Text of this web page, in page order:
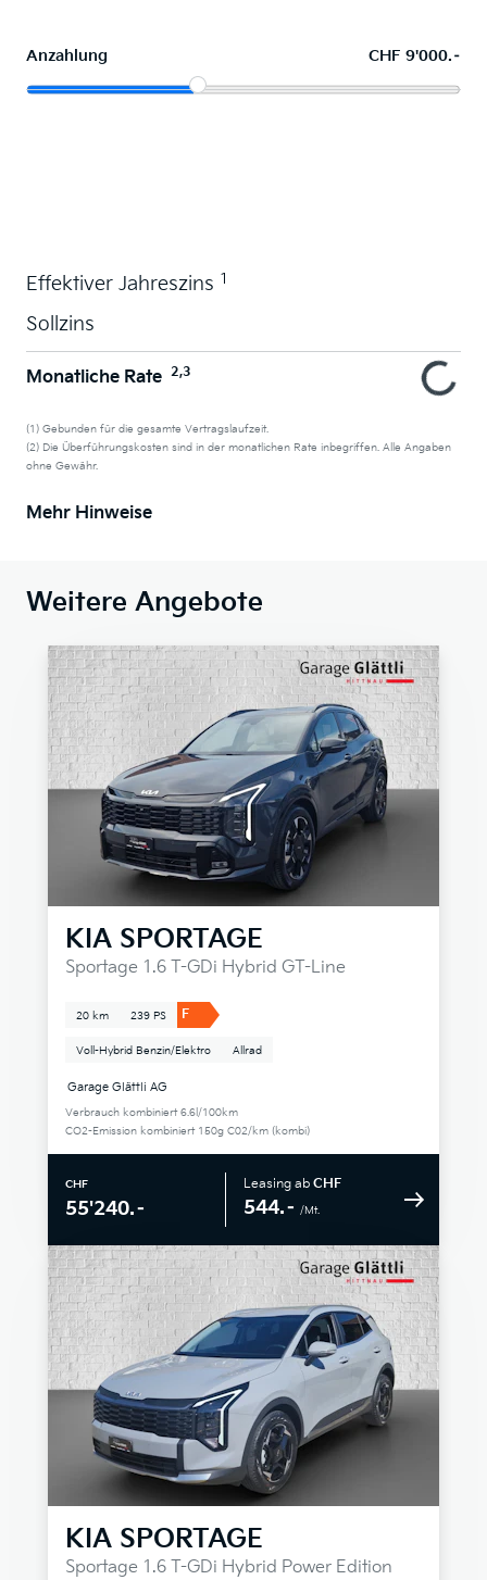
Anzahlung CHF 9'000.–
Effektiver Jahreszins 1
Sollzins
Monatliche Rate 2,3
(1) Gebunden für die gesamte Vertragslaufzeit.
(2) Die Überführungskosten sind in der monatlichen Rate inbegriffen. Alle Angaben
ohne Gewähr.
Mehr Hinweise
Weitere Angebote
KIA SPORTAGE
Sportage 1.6 T-GDi Hybrid GT-Line
20 km 239 PS F
Voll-Hybrid Benzin/Elektro Allrad
Garage Glättli AG
Verbrauch kombiniert 6.6l/100km
CO2-Emission kombiniert 150g C02/km (kombi)
CHF
55'240.–
Leasing ab CHF
544.– /Mt.
KIA SPORTAGE
Sportage 1.6 T-GDi Hybrid Power Edition